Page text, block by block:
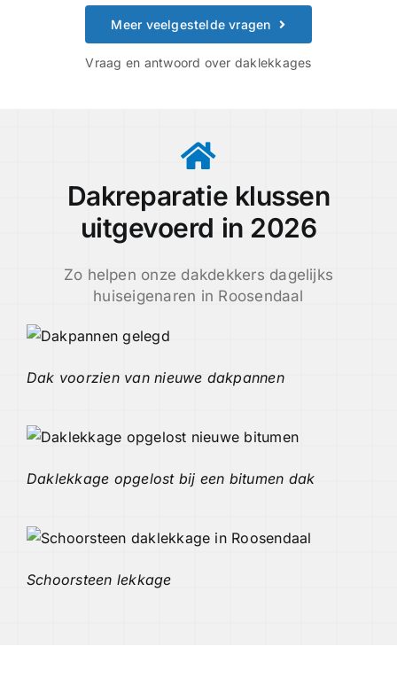
Meer veelgestelde vragen
Vraag en antwoord over daklekkages
Dakreparatie klussen
uitgevoerd in 2026
Zo helpen onze dakdekkers dagelijks
huiseigenaren in Roosendaal
Dak voorzien van nieuwe dakpannen
Daklekkage opgelost bij een bitumen dak
Schoorsteen lekkage